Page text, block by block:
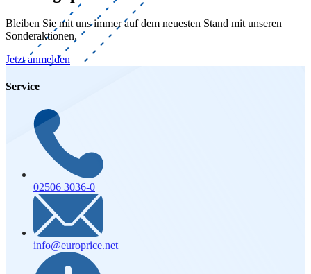
Bleiben Sie mit uns immer auf dem neuesten Stand mit unseren
Sonderaktionen.
Jetzt anmelden
Service
02506 3036-0
info@europrice.net